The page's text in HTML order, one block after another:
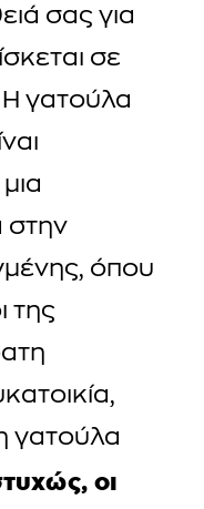
σας για
σε
Η γατούλα
στην
όπου
της
γατούλα
οι